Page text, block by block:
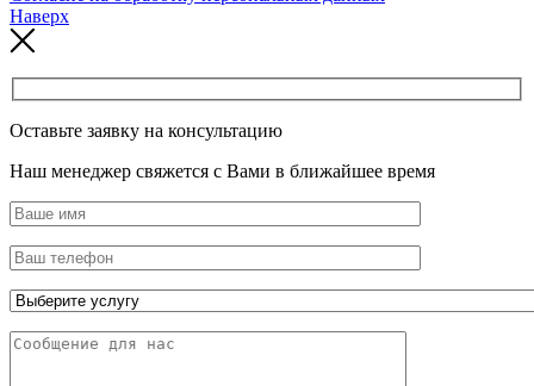
Наверх
Оставьте заявку на консультацию
Наш менеджер свяжется с Вами в ближайшее время